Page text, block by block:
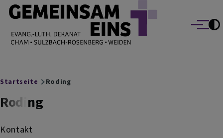
Direkt zum Inhalt
EVANG.-LUTH. DEKANAT GEMEINSAM EINS
Cham Sulzbach-Rosenberg Weiden
Menü
Breadcrumb
Startseite Roding
Roding
Kontakt